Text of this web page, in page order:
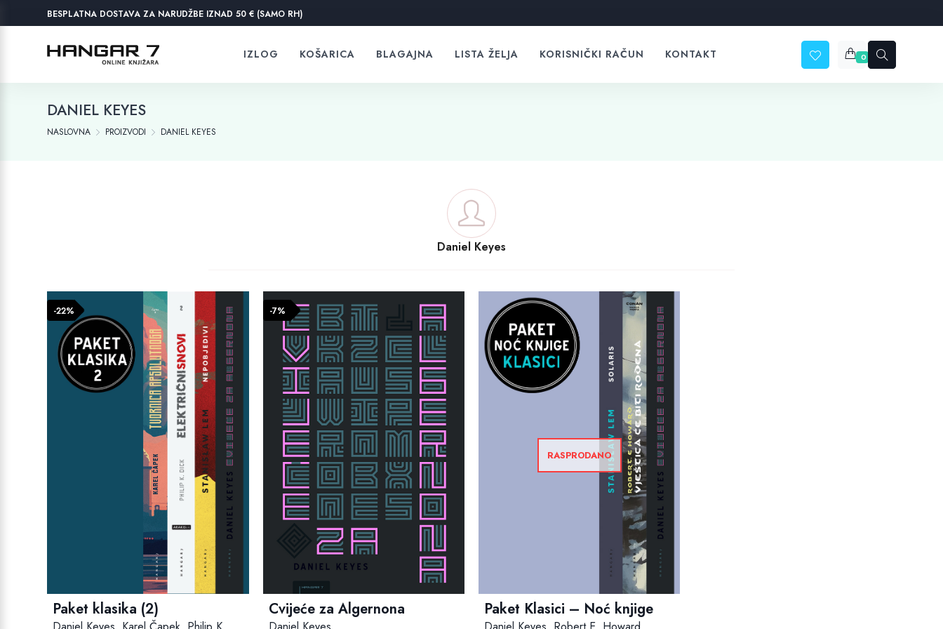
BESPLATNA DOSTAVA ZA NARUDŽBE IZNAD 50 € (SAMO RH)
IZLOG KOŠARICA BLAGAJNA LISTA ŽELJA KORISNIČKI RAČUN KONTAKT 0
DANIEL KEYES
NASLOVNA PROIZVODI DANIEL KEYES
Daniel Keyes
-22%
Paket klasika (2)
-7%
Cvijeće za Algernona
RASPRODANO
Paket Klasici – Noć knjige